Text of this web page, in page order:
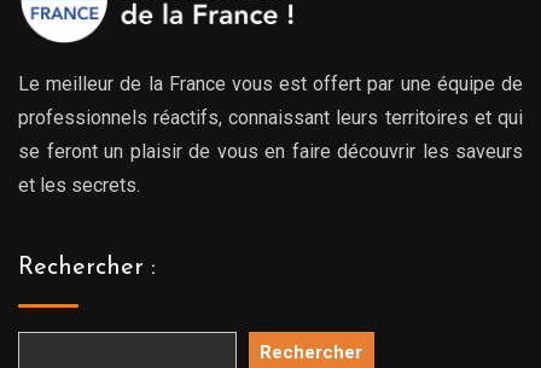
Le meilleur de la France vous est offert par une équipe de
professionnels réactifs, connaissant leurs territoires et qui
se feront un plaisir de vous en faire découvrir les saveurs
et les secrets.
Rechercher :
Rechercher